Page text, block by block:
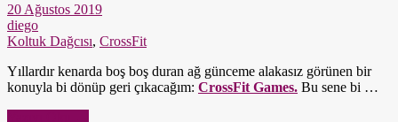
20 Ağustos 2019
diego
Koltuk Dağcısı, CrossFit
Yıllardır kenarda boş boş duran ağ günceme alakasız görünen bir
konuyla bi dönüp geri çıkacağım: CrossFit Games. Bu sene bi …